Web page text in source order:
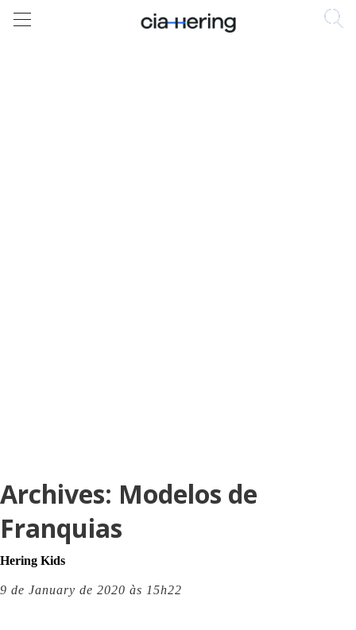
Archives: Modelos de
Franquias
Hering Kids
9 de January de 2020 às 15h22